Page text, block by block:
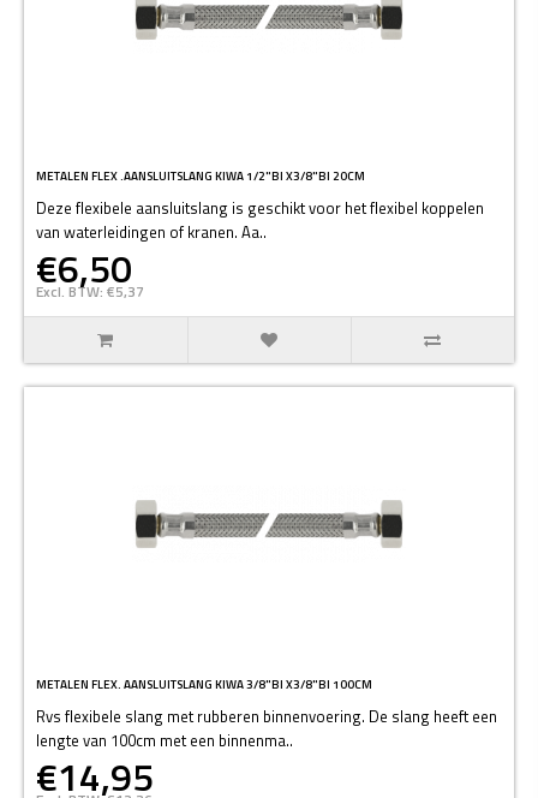
METALEN FLEX .AANSLUITSLANG KIWA 1/2"BI X3/8"BI 20CM
Deze flexibele aansluitslang is geschikt voor het flexibel koppelen
van waterleidingen of kranen. Aa..
€6,50
Excl. BTW: €5,37
METALEN FLEX. AANSLUITSLANG KIWA 3/8"BI X3/8"BI 100CM
Rvs flexibele slang met rubberen binnenvoering. De slang heeft een
lengte van 100cm met een binnenma..
€14,95